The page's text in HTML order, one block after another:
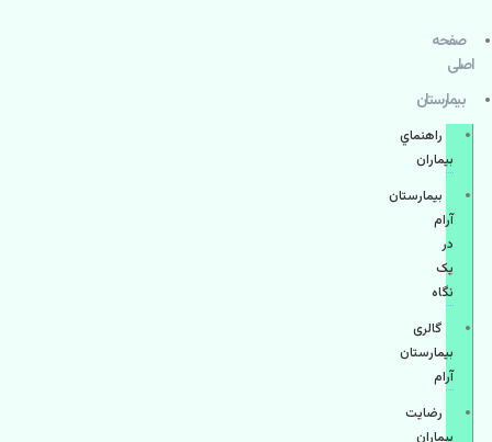
صفحه
اصلی
بيمارستان
راهنماي
بیماران
بیمارستان
آرام
در
یک
نگاه
گالری
بیمارستان
آرام
رضایت
بیماران